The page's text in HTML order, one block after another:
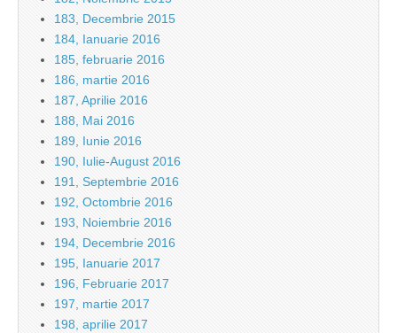
183, Decembrie 2015
184, Ianuarie 2016
185, februarie 2016
186, martie 2016
187, Aprilie 2016
188, Mai 2016
189, Iunie 2016
190, Iulie-August 2016
191, Septembrie 2016
192, Octombrie 2016
193, Noiembrie 2016
194, Decembrie 2016
195, Ianuarie 2017
196, Februarie 2017
197, martie 2017
198, aprilie 2017